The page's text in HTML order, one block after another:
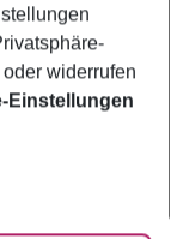
widerrufen
Einstellungen